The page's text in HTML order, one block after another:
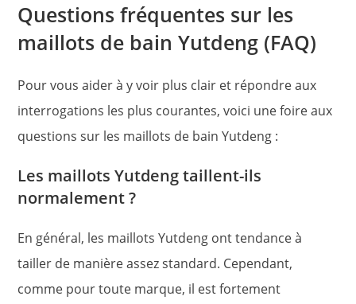
Questions fréquentes sur les
maillots de bain Yutdeng (FAQ)
Pour vous aider à y voir plus clair et répondre aux
interrogations les plus courantes, voici une foire aux
questions sur les maillots de bain Yutdeng :
Les maillots Yutdeng taillent-ils
normalement ?
En général, les maillots Yutdeng ont tendance à
tailler de manière assez standard. Cependant,
comme pour toute marque, il est fortement